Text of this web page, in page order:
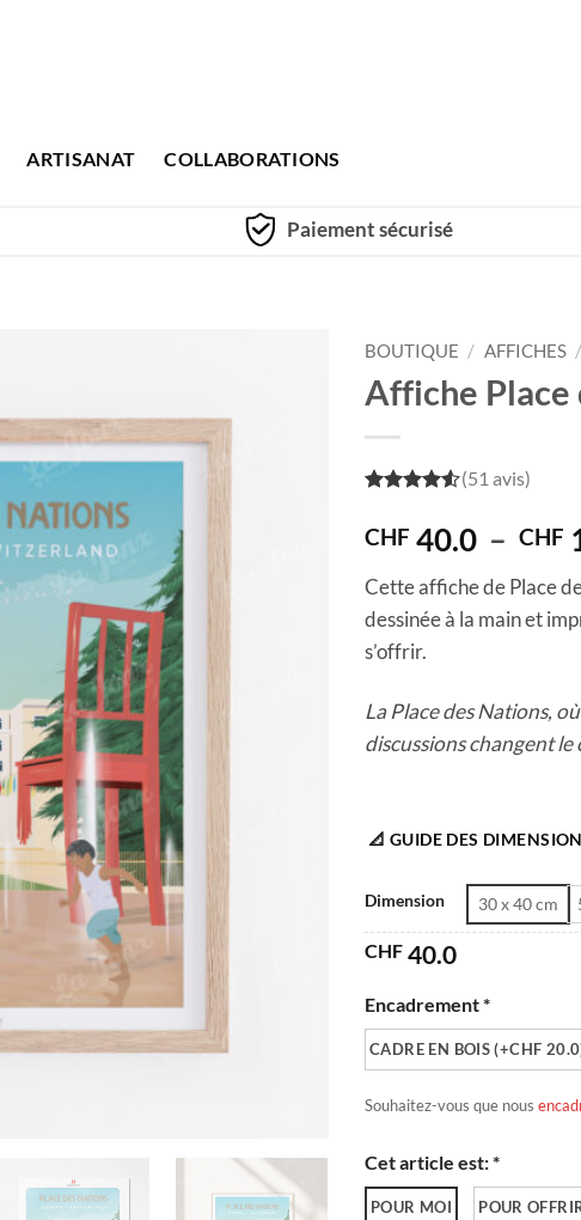
ARTISANAT COLLABORATIONS
Paiement sécurisé
BOUTIQUE / AFFICHES /
Affiche Place
5
(51 avis)
CHF 40.0 – CHF
Cette affiche de Place
dessinée à la main et
s’offrir.
La Place des Nations,
discussions changent le
📐 GUIDE DES
Dimension 30 x 40 cm
CHF 40.0
Encadrement *
CADRE EN BOIS (+CHF
Souhaitez-vous que nous
Cet article est: *
POUR MOI POUR